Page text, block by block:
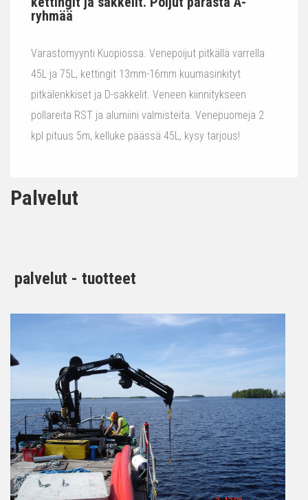
ryhmää
Varastomyynti Kuopiossa. Venepoijut pitkällä varrella
45L ja 75L, kettingit 13mm-16mm kuumasinkityt
pitkälenkkiset ja D-sakkelit. Veneen kiinnitykseen
pollareita RST ja alumiini valmisteita. Venepuomeja 2
kpl pituus 5m, kelluke päässä 45L, kysy tarjous!
Palvelut
palvelut - tuotteet